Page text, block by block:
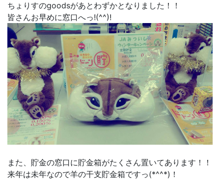
ちょりすのgoodsがあとわずかとなりました！！
皆さんお早めに窓口へっ!(^^)!
また、貯金の窓口に貯金箱がたくさん置いてあります！！
来年は未年なので羊の干支貯金箱ですっ(*^^*)！